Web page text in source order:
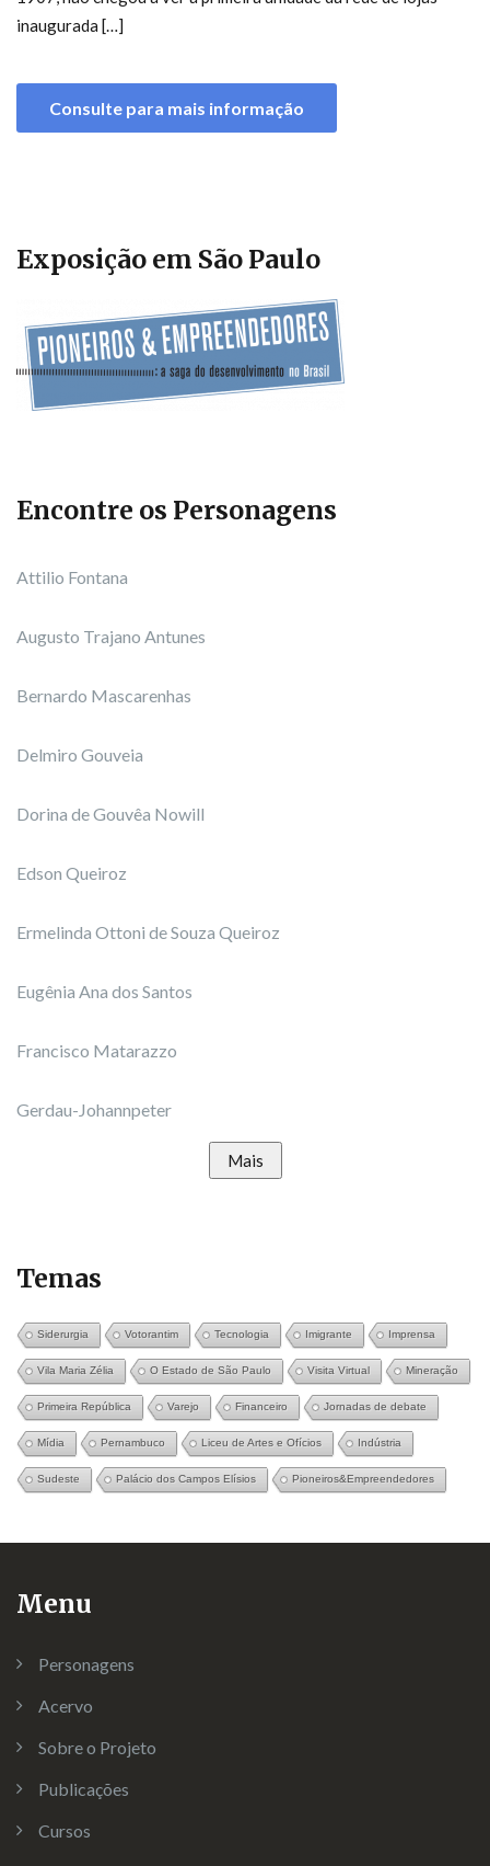
inaugurada […]
Consulte para mais informação
Exposição em São Paulo
Encontre os Personagens
Attilio Fontana
Augusto Trajano Antunes
Bernardo Mascarenhas
Delmiro Gouveia
Dorina de Gouvêa Nowill
Edson Queiroz
Ermelinda Ottoni de Souza Queiroz
Eugênia Ana dos Santos
Francisco Matarazzo
Gerdau-Johannpeter
Mais
Temas
Siderurgia Votorantim Tecnologia Imigrante Imprensa
Vila Maria Zélia O Estado de São Paulo Visita Virtual Mineração
Primeira República Varejo Financeiro Jornadas de debate
Mídia Pernambuco Liceu de Artes e Ofícios Indústria
Sudeste Palácio dos Campos Elísios Pioneiros&Empreendedores
Menu
Personagens
Acervo
Sobre o Projeto
Publicações
Cursos